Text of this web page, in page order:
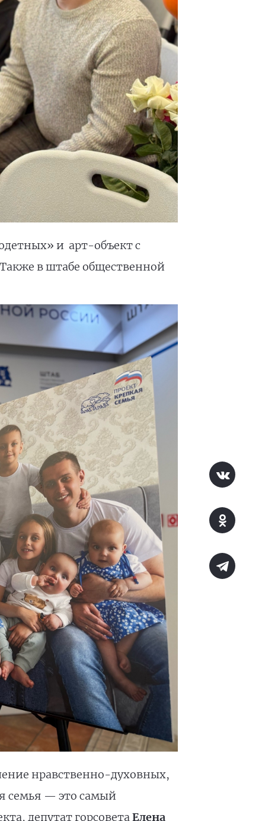
и арт-объект с
в штабе общественной
нравственно-духовных,
семья — это самый
депутат горсовета Елена